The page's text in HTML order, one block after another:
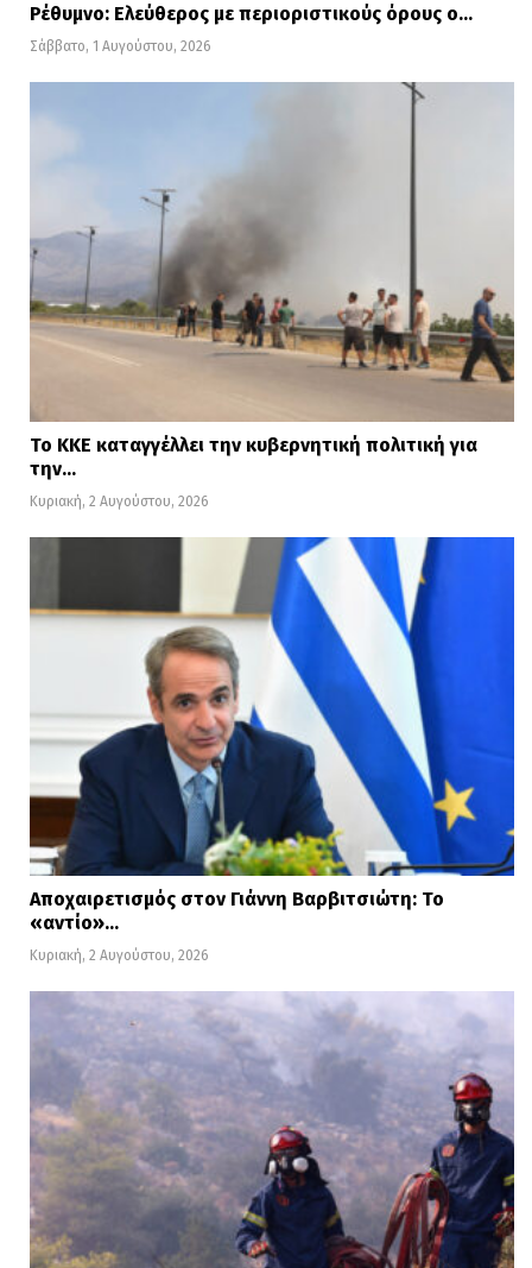
Ρέθυμνο: Ελεύθερος με περιοριστικούς όρους ο…
Σάββατο, 1 Αυγούστου, 2026
Το ΚΚΕ καταγγέλλει την κυβερνητική πολιτική για
την…
Κυριακή, 2 Αυγούστου, 2026
Αποχαιρετισμός στον Γιάννη Βαρβιτσιώτη: Το
«αντίο»…
Κυριακή, 2 Αυγούστου, 2026